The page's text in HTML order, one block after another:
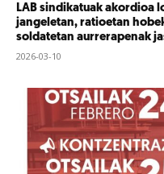
LAB sindikatuak akordioa
jangeletan, ratioetan
soldatetan aurrerapenak
2026-03-10